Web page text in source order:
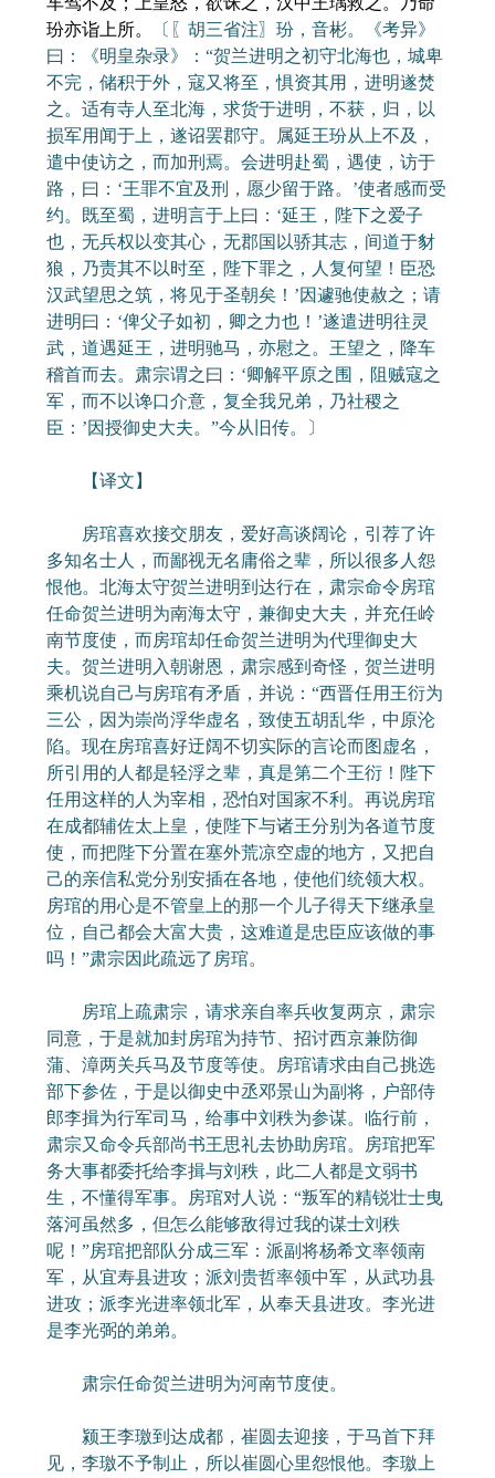
玢亦诣上所。
〔〖胡三省注〗玢，音彬。《考异》
曰：《明皇杂录》：“贺兰进明之初守北海也，城卑
不完，储积于外，寇又将至，惧资其用，进明遂焚
之。适有寺人至北海，求货于进明，不获，归，以
损军用闻于上，遂诏罢郡守。属延王玢从上不及，
遣中使访之，而加刑焉。会进明赴蜀，遇使，访于
路，曰：‘王罪不宜及刑，愿少留于路。’使者感而受
约。既至蜀，进明言于上曰：‘延王，陛下之爱子
也，无兵权以变其心，无郡国以骄其志，间道于豺
狼，乃责其不以时至，陛下罪之，人复何望！臣恐
汉武望思之筑，将见于圣朝矣！’因遽驰使赦之；请
进明曰：‘俾父子如初，卿之力也！’遂遣进明往灵
武，道遇延王，进明驰马，亦慰之。王望之，降车
稽首而去。肃宗谓之曰：‘卿解平原之围，阻贼寇之
军，而不以谗口介意，复全我兄弟，乃社稷之
臣：’因授御史大夫。”今从旧传。〕
【译文】
房琯喜欢接交朋友，爱好高谈阔论，引荐了许
多知名士人，而鄙视无名庸俗之辈，所以很多人怨
恨他。北海太守贺兰进明到达行在，肃宗命令房琯
任命贺兰进明为南海太守，兼御史大夫，并充任岭
南节度使，而房琯却任命贺兰进明为代理御史大
夫。贺兰进明入朝谢恩，肃宗感到奇怪，贺兰进明
乘机说自己与房琯有矛盾，并说：“西晋任用王衍为
三公，因为崇尚浮华虚名，致使五胡乱华，中原沦
陷。现在房琯喜好迂阔不切实际的言论而图虚名，
所引用的人都是轻浮之辈，真是第二个王衍！陛下
任用这样的人为宰相，恐怕对国家不利。再说房琯
在成都辅佐太上皇，使陛下与诸王分别为各道节度
使，而把陛下分置在塞外荒凉空虚的地方，又把自
己的亲信私党分别安插在各地，使他们统领大权。
房琯的用心是不管皇上的那一个儿子得天下继承皇
位，自己都会大富大贵，这难道是忠臣应该做的事
吗！”肃宗因此疏远了房琯。
房琯上疏肃宗，请求亲自率兵收复两京，肃宗
同意，于是就加封房琯为持节、招讨西京兼防御
蒲、漳两关兵马及节度等使。房琯请求由自己挑选
部下参佐，于是以御史中丞邓景山为副将，户部侍
郎李揖为行军司马，给事中刘秩为参谋。临行前，
肃宗又命令兵部尚书王思礼去协助房琯。房琯把军
务大事都委托给李揖与刘秩，此二人都是文弱书
生，不懂得军事。房琯对人说：“叛军的精锐壮士曳
落河虽然多，但怎么能够敌得过我的谋士刘秩
呢！”房琯把部队分成三军：派副将杨希文率领南
军，从宜寿县进攻；派刘贵哲率领中军，从武功县
进攻；派李光进率领北军，从奉天县进攻。李光进
是李光弼的弟弟。
肃宗任命贺兰进明为河南节度使。
颍王李璬到达成都，崔圆去迎接，于马首下拜
见，李璬不予制止，所以崔圆心里怨恨他。李璬上